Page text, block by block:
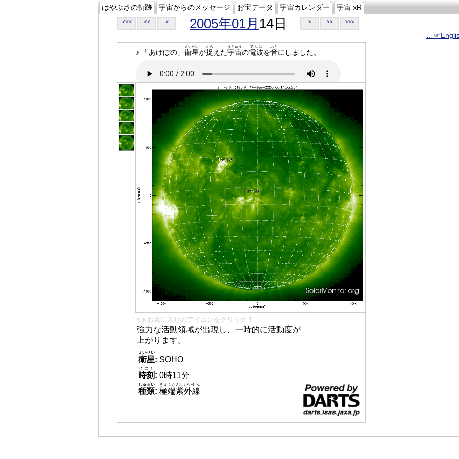
はやぶさの軌跡 宇宙からのメッセージ お宝データ 宇宙カレンダー 宇宙 xR
<<< << < 2005年01月 14日 > >> >>>
♪ 「あけぼの」 衛星
えいせい
が捉
とら
えた宇宙
うちゅう
の電波
でんぱ
を音
おと
にしました。
👈 お気に入りのアイコンをクリック！
強力な活動領域が出現し、一時的に活動度が
上がります。
衛星
えいせい
: SOHO
時刻
じこく
: 0時11分
種類
しゅるい
: 極端紫外線
きょくたんしがいせん